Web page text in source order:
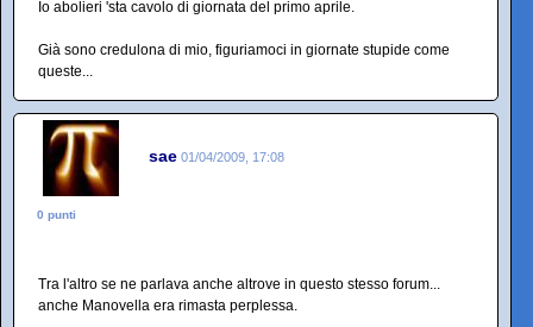
Io abolieri 'sta cavolo di giornata del primo aprile.
Già sono credulona di mio, figuriamoci in giornate stupide come
queste...
sae 01/04/2009, 17:08
0 punti
Tra l'altro se ne parlava anche altrove in questo stesso forum...
anche Manovella era rimasta perplessa.